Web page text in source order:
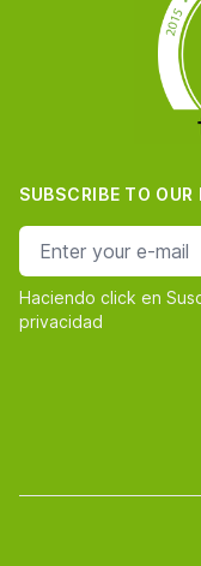
SUBSCRIBE TO OUR
e-mail address
Haciendo click en
privacidad